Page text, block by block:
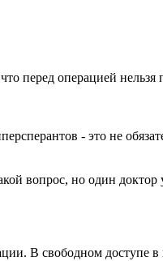
операцией нельзя
- это не
вопрос, но один
В свободном доступе